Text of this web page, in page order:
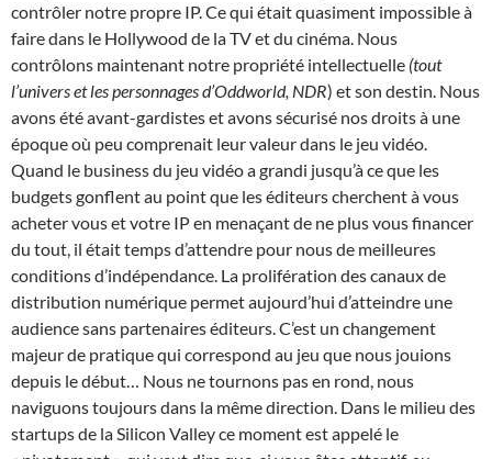
contrôler notre propre IP. Ce qui était quasiment impossible à
faire dans le Hollywood de la TV et du cinéma. Nous
contrôlons maintenant notre propriété intellectuelle (tout
l’univers et les personnages d’Oddworld, NDR) et son destin. Nous
avons été avant-gardistes et avons sécurisé nos droits à une
époque où peu comprenait leur valeur dans le jeu vidéo.
Quand le business du jeu vidéo a grandi jusqu’à ce que les
budgets gonflent au point que les éditeurs cherchent à vous
acheter vous et votre IP en menaçant de ne plus vous financer
du tout, il était temps d’attendre pour nous de meilleures
conditions d’indépendance. La prolifération des canaux de
distribution numérique permet aujourd’hui d’atteindre une
audience sans partenaires éditeurs. C’est un changement
majeur de pratique qui correspond au jeu que nous jouions
depuis le début… Nous ne tournons pas en rond, nous
naviguons toujours dans la même direction. Dans le milieu des
startups de la Silicon Valley ce moment est appelé le